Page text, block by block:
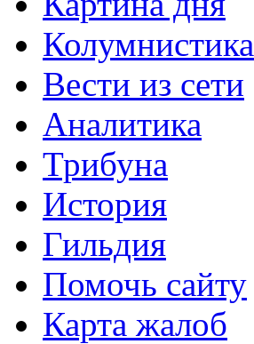
Колумнистика
Вести из сети
Аналитика
Трибуна
История
Гильдия
Помочь сайту
Карта жалоб